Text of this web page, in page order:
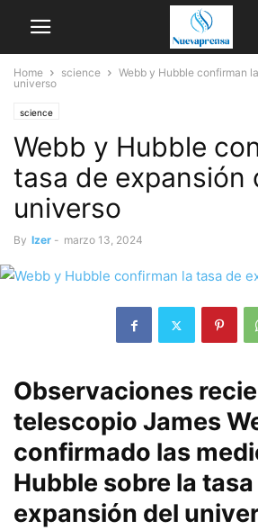
Home science
Webb y Hubble confirman
universo
science
Webb y Hubble
tasa de expansión
universo
By Izer - marzo 13, 2024
Observaciones
telescopio James
confirmado las
Hubble sobre la tasa
expansión del